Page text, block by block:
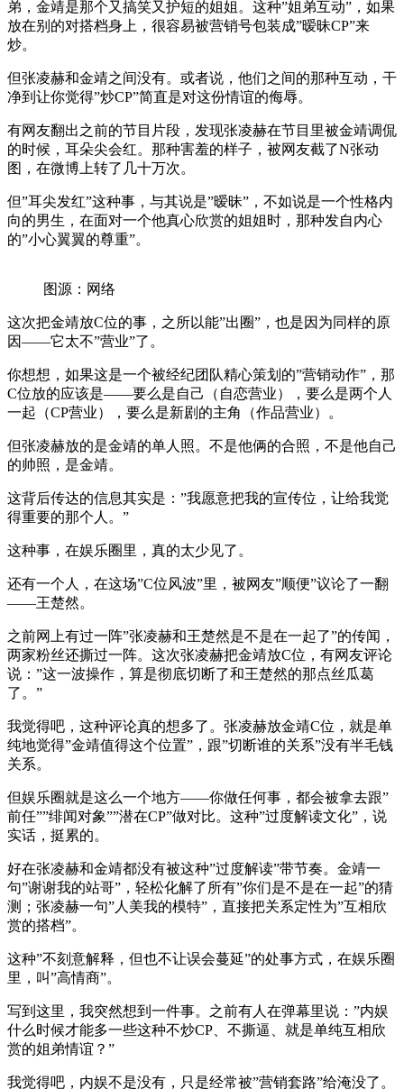
弟，金靖是那个又搞笑又护短的姐姐。这种”姐弟互动”，如果
放在别的对搭档身上，很容易被营销号包装成”暧昧CP”来
炒。
但张凌赫和金靖之间没有。或者说，他们之间的那种互动，干
净到让你觉得”炒CP”简直是对这份情谊的侮辱。
有网友翻出之前的节目片段，发现张凌赫在节目里被金靖调侃
的时候，耳朵尖会红。那种害羞的样子，被网友截了N张动
图，在微博上转了几十万次。
但”耳尖发红”这种事，与其说是”暧昧”，不如说是一个性格内
向的男生，在面对一个他真心欣赏的姐姐时，那种发自内心
的”小心翼翼的尊重”。
图源：网络
这次把金靖放C位的事，之所以能”出圈”，也是因为同样的原
因——它太不”营业”了。
你想想，如果这是一个被经纪团队精心策划的”营销动作”，那
C位放的应该是——要么是自己（自恋营业），要么是两个人
一起（CP营业），要么是新剧的主角（作品营业）。
但张凌赫放的是金靖的单人照。不是他俩的合照，不是他自己
的帅照，是金靖。
这背后传达的信息其实是：”我愿意把我的宣传位，让给我觉
得重要的那个人。”
这种事，在娱乐圈里，真的太少见了。
还有一个人，在这场”C位风波”里，被网友”顺便”议论了一翻
——王楚然。
之前网上有过一阵”张凌赫和王楚然是不是在一起了”的传闻，
两家粉丝还撕过一阵。这次张凌赫把金靖放C位，有网友评论
说：”这一波操作，算是彻底切断了和王楚然的那点丝瓜葛
了。”
我觉得吧，这种评论真的想多了。张凌赫放金靖C位，就是单
纯地觉得”金靖值得这个位置”，跟”切断谁的关系”没有半毛钱
关系。
但娱乐圈就是这么一个地方——你做任何事，都会被拿去跟”
前任””绯闻对象””潜在CP”做对比。这种”过度解读文化”，说
实话，挺累的。
好在张凌赫和金靖都没有被这种”过度解读”带节奏。金靖一
句”谢谢我的站哥”，轻松化解了所有”你们是不是在一起”的猜
测；张凌赫一句”人美我的模特”，直接把关系定性为”互相欣
赏的搭档”。
这种”不刻意解释，但也不让误会蔓延”的处事方式，在娱乐圈
里，叫”高情商”。
写到这里，我突然想到一件事。之前有人在弹幕里说：”内娱
什么时候才能多一些这种不炒CP、不撕逼、就是单纯互相欣
赏的姐弟情谊？”
我觉得吧，内娱不是没有，只是经常被”营销套路”给淹没了。